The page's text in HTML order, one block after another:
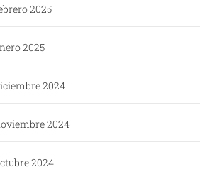
2025
2025
2024
2024
2024